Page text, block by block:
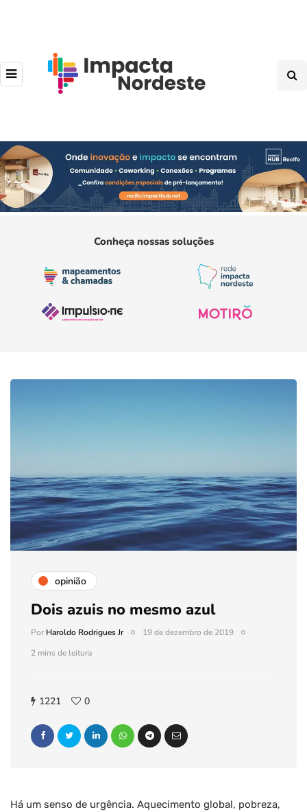
Conheça nossas soluções
opinião
Dois azuis no mesmo azul
PorHaroldo Rodrigues Jr
19 de dezembro de 2019
2 mins de leitura
1221 0
Há um senso de urgência. Aquecimento global, pobreza,